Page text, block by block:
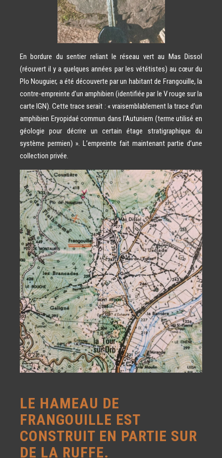
En bordure du sentier reliant le réseau vert au Mas Dissol
(réouvert il y a quelques années par les vététistes) au cœur du
Plo Nouguier, a été découverte par un habitant de Frangouille, la
contre-empreinte d’un amphibien (identifiée par le V rouge sur la
carte IGN). Cette trace serait : « vraisemblablement la trace d’un
amphibien Eryopidaé commun dans l’Autuniem (terme utilisé en
géologie pour décrire un certain étage stratigraphique du
système permien) ». L’empreinte fait maintenant partie d’une
collection privée.
LE HAMEAU DE
FRANGOUILLE EST
CONSTRUIT EN PARTIE SUR
DE LA RUFFE.